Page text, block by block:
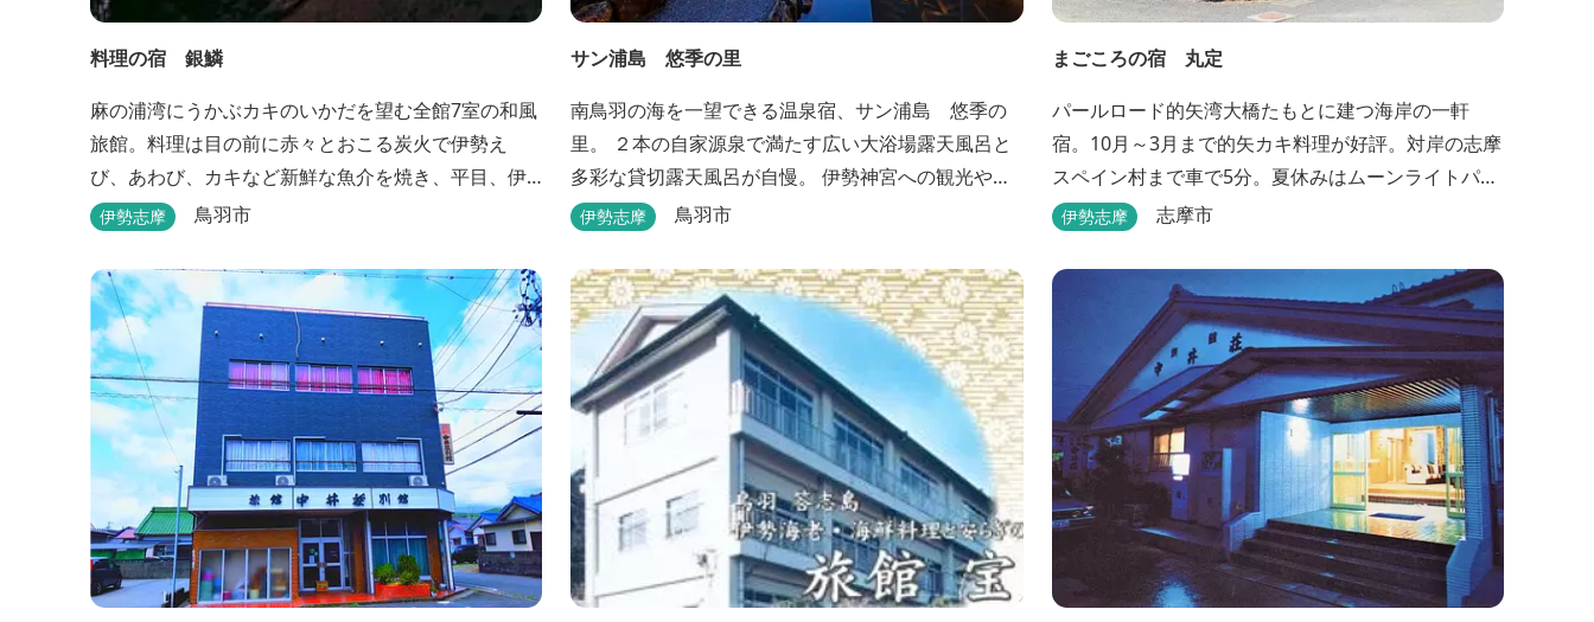
料理の宿 銀鱗
麻の浦湾にうかぶカキのいかだを望む全館7室の和風
旅館。料理は目の前に赤々とおこる炭火で伊勢え
び、あわび、カキなど新鮮な魚介を焼き、平目、伊
勢えび、サザエなどの舟盛り、煮物、揚げ物などの
伊勢志摩 鳥羽市
サン浦島 悠季の里
南鳥羽の海を一望できる温泉宿、サン浦島 悠季の
里。 ２本の自家源泉で満たす広い大浴場露天風呂と
多彩な貸切露天風呂が自慢。 伊勢神宮への観光や、
水族館、志摩スペイン村など、伊勢志摩の温泉旅行
を彩ります。 ～大浴場「まろびね庵」～ 敷地内よ
り湧出する二つの源泉「珠光の湯」「和みの湯」が
至福の癒しへとお誘い致します。 すがす...
伊勢志摩 鳥羽市
まごころの宿 丸定
パールロード的矢湾大橋たもとに建つ海岸の一軒
宿。10月～3月まで的矢カキ料理が好評。対岸の志摩
スペイン村まで車で5分。夏休みはムーンライトパレ
ード終了後20時30分夕食スタートOK。夏ガキ6月～8
伊勢志摩 志摩市